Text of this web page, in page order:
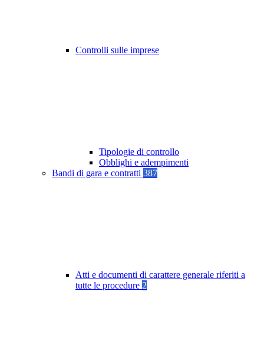
Controlli sulle imprese
Tipologie di controllo
Obblighi e adempimenti
Bandi di gara e contratti 387
Atti e documenti di carattere generale riferiti a
tutte le procedure 2